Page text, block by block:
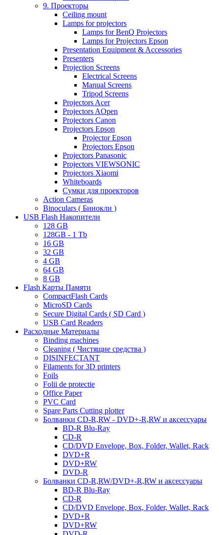
9. Проекторы
Ceiling mount
Lamps for projectors
Lamps for BenQ Projectors
Lamps for Projectors Epson
Presentation Equipment & Accessories
Presenters
Projection Screens
Electrical Screens
Manual Screens
Tripod Screens
Projectors Acer
Projectors AOpen
Projectors Canon
Projectors Epson
Projector Epson
Projectors Epson
Projectors Panasonic
Projectors VIEWSONIC
Projectors Xiaomi
Whiteboards
Сумки для проекторов
Action Cameras
Binoculars ( Бинокли )
USB Flash Накопители
128 GB
128GB - 1 Tb
16 GB
32 GB
4 GB
64 GB
8 GB
Flash Карты Памяти
CompactFlash Cards
MicroSD Cards
Secure Digital Cards ( SD Card )
USB Card Readers
Расходные Материалы
Binding machines
Cleaning ( Чистящие средства )
DISINFECTANT
Filaments for 3D printers
Foils
Folii de protectie
Office Paper
PVC Card
Spare Parts Cutting plotter
Болванки CD-R,RW - DVD+-R,RW и аксессуары
BD-R Blu-Ray
CD-R
CD/DVD Envelope, Box, Folder, Wallet, Rack
DVD+R
DVD+RW
DVD-R
Болванки CD-R,RW/DVD+-R,RW и аксессуары
BD-R Blu-Ray
CD-R
CD/DVD Envelope, Box, Folder, Wallet, Rack
DVD+R
DVD+RW